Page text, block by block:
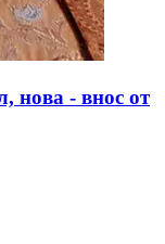
нова - внос от